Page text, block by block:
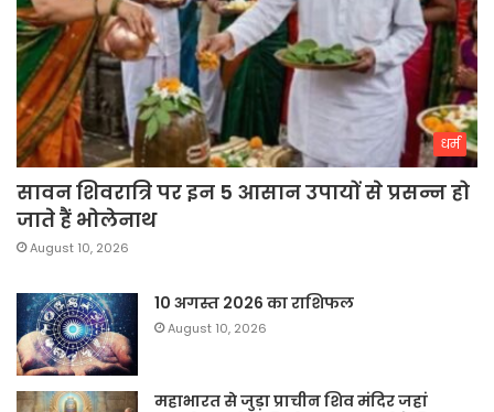
धर्म
सावन शिवरात्रि पर इन 5 आसान उपायों से प्रसन्न हो
जाते हैं भोलेनाथ
August 10, 2026
10 अगस्त 2026 का राशिफल
August 10, 2026
महाभारत से जुड़ा प्राचीन शिव मंदिर जहां